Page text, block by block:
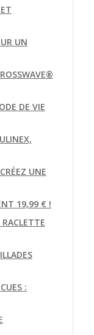
UN
DE VIE
UNE
19,99 € !
: